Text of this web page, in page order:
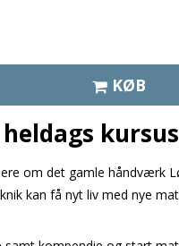
KØB
om det gamle håndværk
kan få nyt liv med nye